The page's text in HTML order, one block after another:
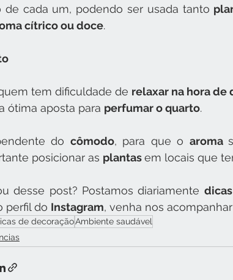
de cada um, podendo ser usada tanto
cítrico ou doce.
tem dificuldade de relaxar na hora de
ótima aposta para perfumar o quarto.
do cômodo, para que o aroma
posicionar as plantas em locais que
desse post? Postamos diariamente
perfil do Instagram, venha nos
de decoraçãoAmbiente saudável